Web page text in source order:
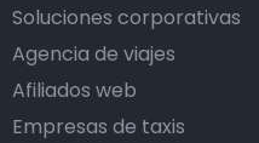
Soluciones corporativas
Agencia de viajes
Afiliados web
Empresas de taxis